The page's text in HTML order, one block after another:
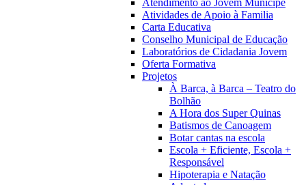
Atividades de Apoio à Familia
Carta Educativa
Conselho Municipal de Educação
Laboratórios de Cidadania Jovem
Oferta Formativa
Projetos
À Barca, à Barca – Teatro do
Bolhão
A Hora dos Super Quinas
Batismos de Canoagem
Botar cantas na escola
Escola + Eficiente, Escola +
Responsável
Hipoterapia e Natação